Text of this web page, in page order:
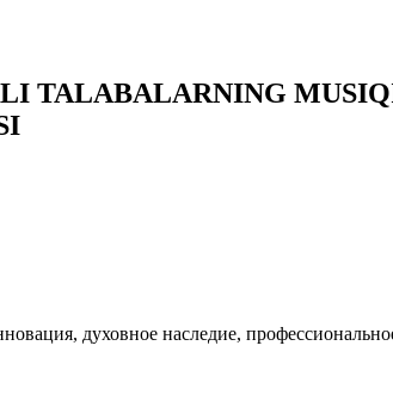
TALABALARNING
духовное наследие,